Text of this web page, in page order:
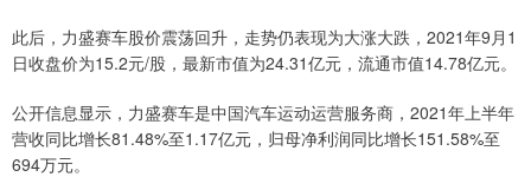
此后，力盛赛车股价震荡回升，走势仍表现为大涨大跌，2021年9月1
日收盘价为15.2元/股，最新市值为24.31亿元，流通市值14.78亿元。
公开信息显示，力盛赛车是中国汽车运动运营服务商，2021年上半年
营收同比增长81.48%至1.17亿元，归母净利润同比增长151.58%至
694万元。